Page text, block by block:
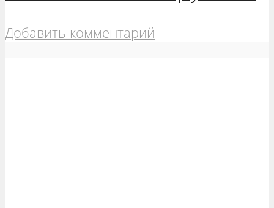
Добавить комментарий